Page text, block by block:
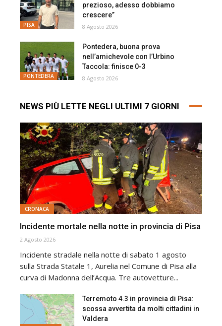
PISA
prezioso, adesso dobbiamo
crescere”
8 Agosto 2026
PONTEDERA
Pontedera, buona prova
nell’amichevole con l’Urbino
Taccola: finisce 0-3
8 Agosto 2026
NEWS PIÙ LETTE NEGLI ULTIMI 7 GIORNI
CRONACA
Incidente mortale nella notte in provincia di Pisa
2 Agosto 2026
Incidente stradale nella notte di sabato 1 agosto
sulla Strada Statale 1, Aurelia nel Comune di Pisa alla
curva di Madonna dell’Acqua. Tre autovetture...
Terremoto 4.3 in provincia di Pisa:
scossa avvertita da molti cittadini in
Valdera